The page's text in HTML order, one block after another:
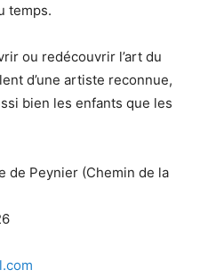
temps.
ou redécouvrir l’art du
d’une artiste reconnue,
bien les enfants que les
de Peynier (Chemin de la